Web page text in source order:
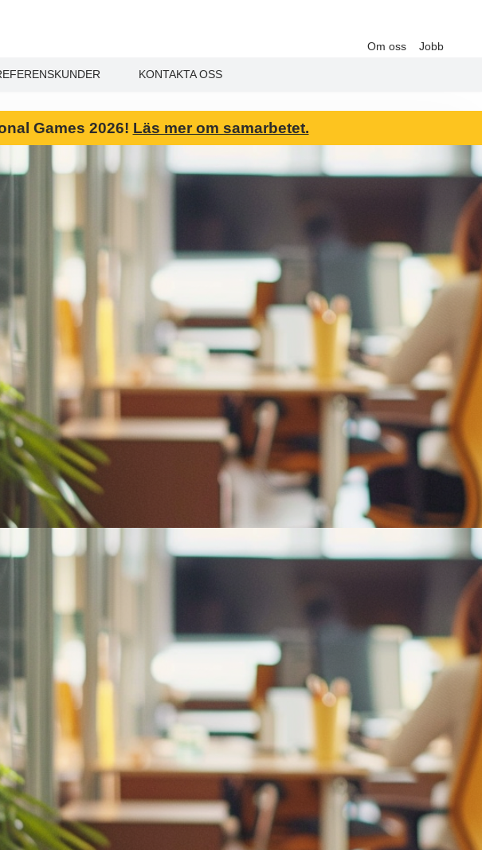
Om oss Jobb
KONTAKTA OSS
Games 2026! Läs mer om samarbetet.